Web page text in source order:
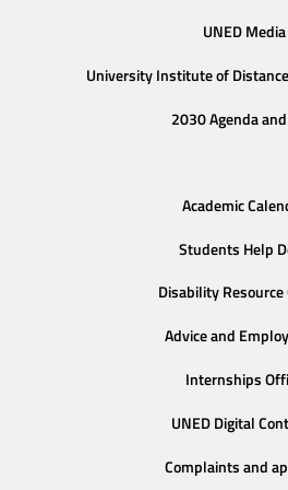
UNED Media
University Institute of
2030 Agenda and
Academic
Students Help
Disability Resource
Advice and
Internships
UNED Digital
Complaints and